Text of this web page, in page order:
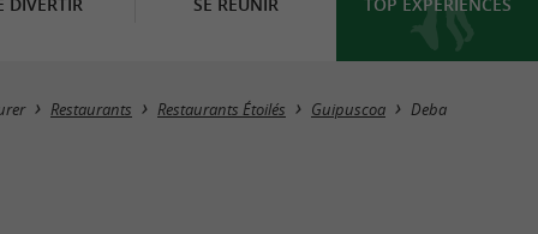
Masquer la carte
Restaurants Restaurants Étoilés Guipuscoa Deba